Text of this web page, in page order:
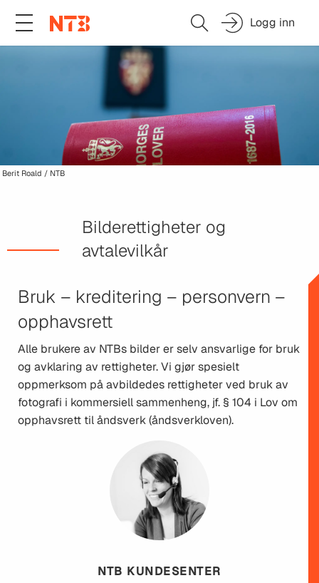
Logg inn
Berit Roald / NTB
Bilderettigheter og
avtalevilkår
Bruk – kreditering – personvern –
opphavsrett
Alle brukere av NTBs bilder er selv ansvarlige for bruk
og avklaring av rettigheter. Vi gjør spesielt
oppmerksom på avbildedes rettigheter ved bruk av
fotografi i kommersiell sammenheng, jf. § 104 i Lov om
opphavsrett til åndsverk (åndsverkloven).
NTB KUNDESENTER